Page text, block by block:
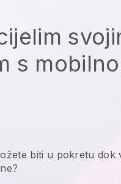
s
biti u pokretu dok